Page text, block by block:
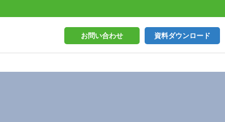
お問い合わせ 資料ダウンロード